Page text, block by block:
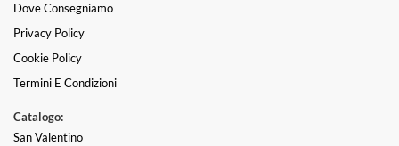
Dove Consegniamo
Privacy Policy
Cookie Policy
Termini E Condizioni
Catalogo:
San Valentino